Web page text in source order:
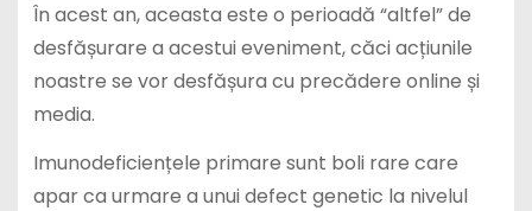
În acest an, aceasta este o perioadă “altfel” de
desfășurare a acestui eveniment, căci acțiunile
noastre se vor desfășura cu precădere online și
media.
Imunodeficiențele primare sunt boli rare care
apar ca urmare a unui defect genetic la nivelul